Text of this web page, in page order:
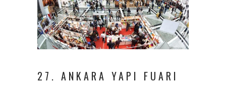
27. ANKARA YAPI FUARI